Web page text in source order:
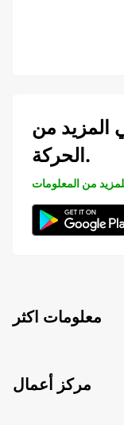
المزيد من
الحركة.
من المعلومات
معلومات اكثر
مركز أعمال